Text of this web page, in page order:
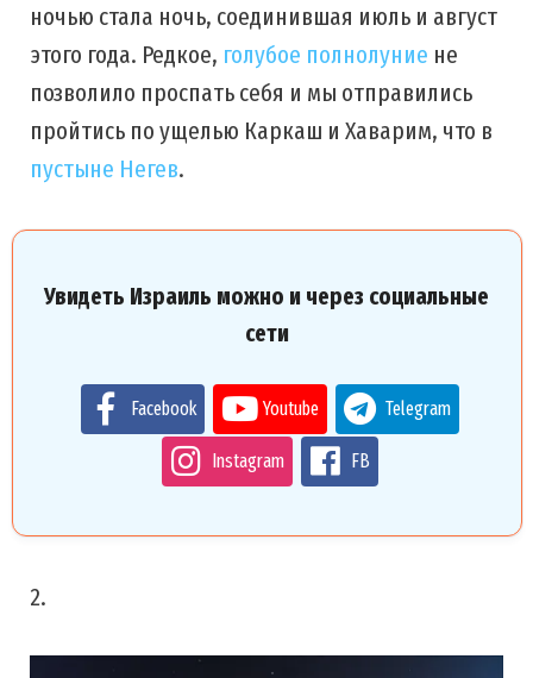
ночью стала ночь, соединившая июль и август
этого года. Редкое, голубое полнолуние не
позволило проспать себя и мы отправились
пройтись по ущелью Каркаш и Хаварим, что в
пустыне Негев.
Увидеть Израиль можно и через социальные
сети
Facebook Youtube Telegram
Instagram FB
2.